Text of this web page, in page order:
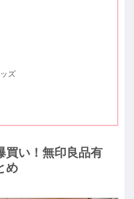
ズ
買い！無印良品有
め